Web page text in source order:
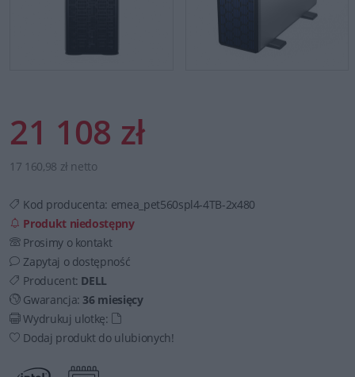
21 108 zł
17 160,98 zł netto
Kod producenta: emea_pet560spl4-4TB-2x480
Produkt niedostępny
Prosimy o kontakt
Zapytaj o dostępność
Producent: DELL
Gwarancja:36 miesięcy
Wydrukuj ulotkę:
Dodaj produkt do ulubionych!